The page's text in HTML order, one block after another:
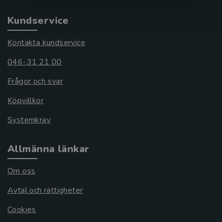
Kundservice
Kontakta kundservice
046-31 21 00
Frågor och svar
Köpvillkor
Systemkrav
Allmänna länkar
Om oss
Avtal och rättigheter
Cookies